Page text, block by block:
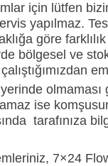
için lütfen
yapılmaz.
göre
bölgesel ve
yerinde
ise
tarafınıza
7×24